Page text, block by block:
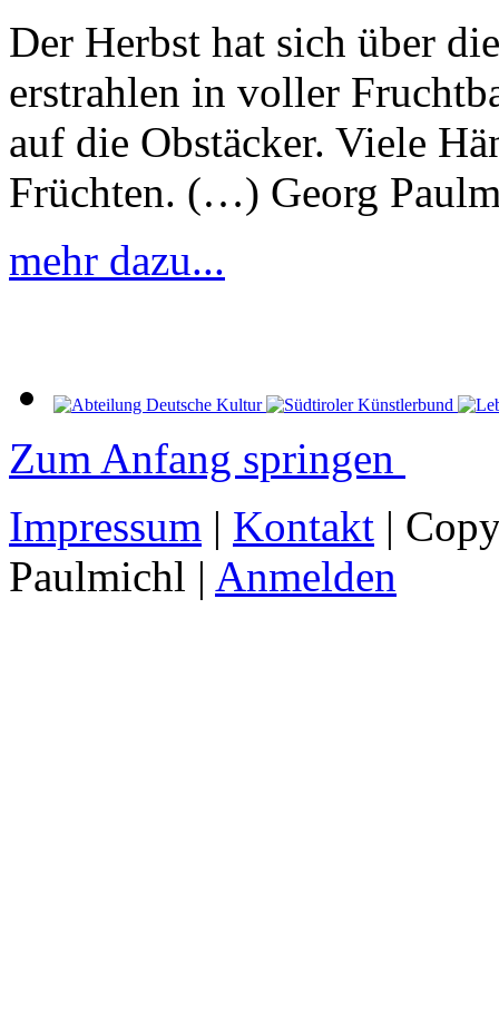
Der Herbst hat sich über
erstrahlen in voller
auf die Obstäcker. Viele
Früchten. (…) Georg
mehr dazu...
Zum Anfang springen
Impressum | Kontakt |
Paulmichl | Anmelden